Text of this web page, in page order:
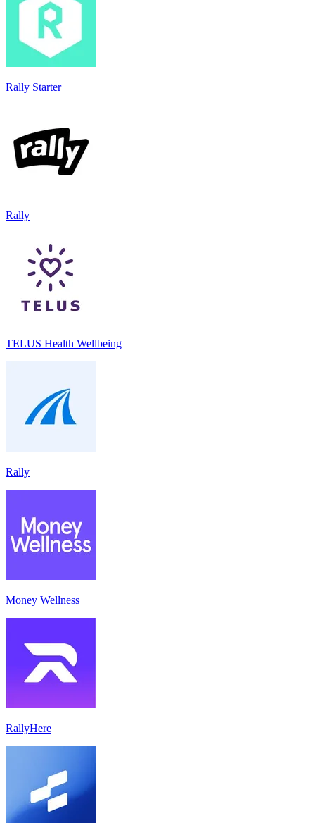
Rally Starter
Rally
TELUS Health Wellbeing
Rally
Money Wellness
RallyHere